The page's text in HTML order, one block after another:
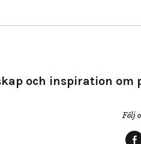
och inspiration om
Följ